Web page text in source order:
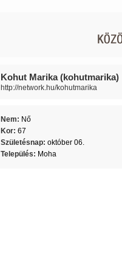
Kohut Marika (kohutmarika)
http://network.hu/kohutmarika
Nem: Nő
Kor: 67
Születésnap: október 06.
Település: Moha